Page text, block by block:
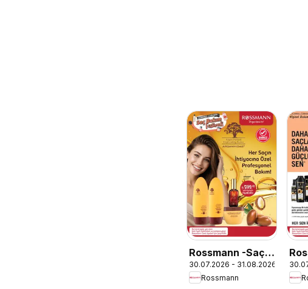
Rossmann -Saç
Bakım Festivali
Kataloğu
30.07.2026 - 31.08.2026
Rossmann